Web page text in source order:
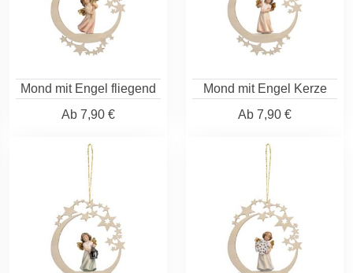
Mond mit Engel fliegend
Ab 7,90 €
Mond mit Engel Kerze
Ab 7,90 €